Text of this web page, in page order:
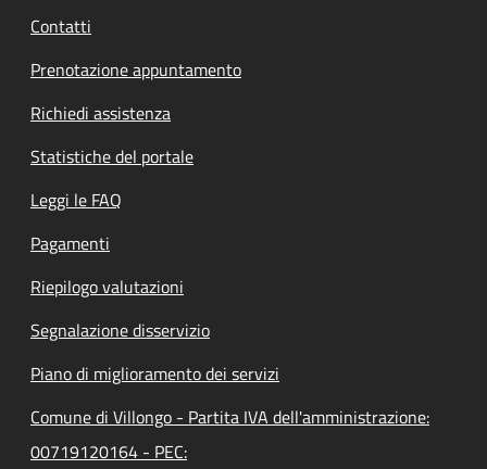
Contatti
Prenotazione appuntamento
Richiedi assistenza
Statistiche del portale
Leggi le FAQ
Pagamenti
Riepilogo valutazioni
Segnalazione disservizio
Piano di miglioramento dei servizi
Comune di Villongo - Partita IVA dell'amministrazione:
00719120164 - PEC: